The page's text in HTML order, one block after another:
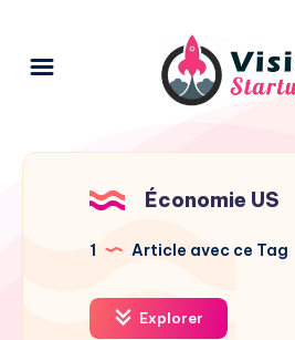
Économie US
1 Article avec ce Tag
Explorer